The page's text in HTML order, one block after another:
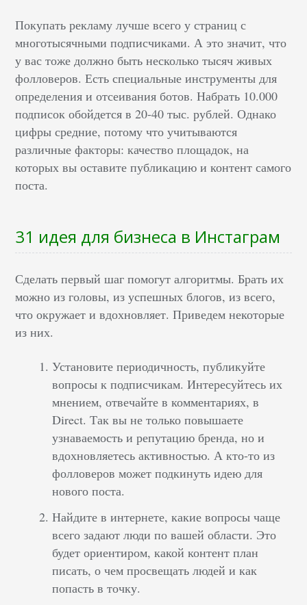
Покупать рекламу лучше всего у страниц с
многотысячными подписчиками. А это значит, что
у вас тоже должно быть несколько тысяч живых
фолловеров. Есть специальные инструменты для
определения и отсеивания ботов. Набрать 10.000
подписок обойдется в 20-40 тыс. рублей. Однако
цифры средние, потому что учитываются
различные факторы: качество площадок, на
которых вы оставите публикацию и контент самого
поста.
31 идея для бизнеса в Инстаграм
Сделать первый шаг помогут алгоритмы. Брать их
можно из головы, из успешных блогов, из всего,
что окружает и вдохновляет. Приведем некоторые
из них.
Установите периодичность, публикуйте
вопросы к подписчикам. Интересуйтесь их
мнением, отвечайте в комментариях, в
Direct. Так вы не только повышаете
узнаваемость и репутацию бренда, но и
вдохновляетесь активностью. А кто-то из
фолловеров может подкинуть идею для
нового поста.
Найдите в интернете, какие вопросы чаще
всего задают люди по вашей области. Это
будет ориентиром, какой контент план
писать, о чем просвещать людей и как
попасть в точку.